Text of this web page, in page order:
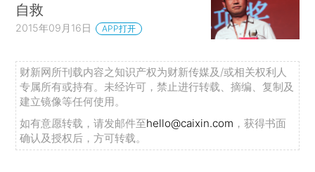
自救
2015年09月16日 APP打开
财新网所刊载内容之知识产权为财新传媒及/或相关权利人
专属所有或持有。未经许可，禁止进行转载、摘编、复制及
建立镜像等任何使用。
如有意愿转载，请发邮件至hello@caixin.com ，获得书面
确认及授权后，方可转载。